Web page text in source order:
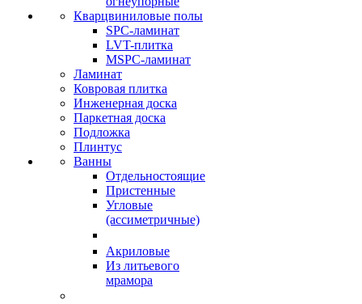
Кварцвиниловые полы
SPC-ламинат
LVT-плитка
MSPC-ламинат
Ламинат
Ковровая плитка
Инженерная доска
Паркетная доска
Подложка
Плинтус
Ванны
Отдельностоящие
Пристенные
Угловые
(ассиметричные)
Акриловые
Из литьевого
мрамора